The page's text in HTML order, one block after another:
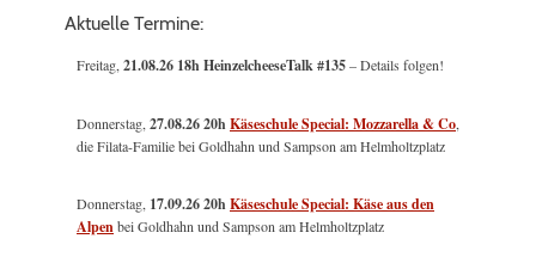
Aktuelle Termine:
Freitag,21.08.26 18h HeinzelcheeseTalk #135– Details folgen!
Donnerstag,27.08.26 20hKäseschule Special: Mozzarella & Co,
die Filata-Familie bei Goldhahn und Sampson am Helmholtzplatz
Donnerstag, 17.09.26 20hKäseschule Special: Käse aus den
Alpenbei Goldhahn und Sampson am Helmholtzplatz